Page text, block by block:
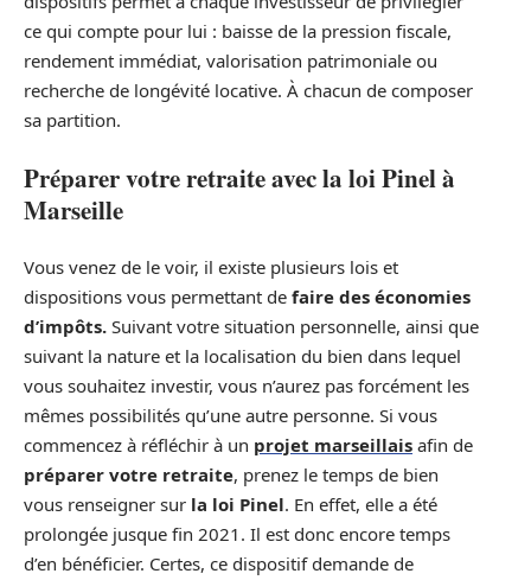
ce qui compte pour lui : baisse de la pression fiscale,
rendement immédiat, valorisation patrimoniale ou
recherche de longévité locative. À chacun de composer
sa partition.
Préparer votre retraite avec la loi Pinel à
Marseille
Vous venez de le voir, il existe plusieurs lois et
dispositions vous permettant de faire des économies
d’impôts. Suivant votre situation personnelle, ainsi que
suivant la nature et la localisation du bien dans lequel
vous souhaitez investir, vous n’aurez pas forcément les
mêmes possibilités qu’une autre personne. Si vous
commencez à réfléchir à un projet marseillais afin de
préparer votre retraite, prenez le temps de bien
vous renseigner sur la loi Pinel. En effet, elle a été
prolongée jusque fin 2021. Il est donc encore temps
d’en bénéficier. Certes, ce dispositif demande de